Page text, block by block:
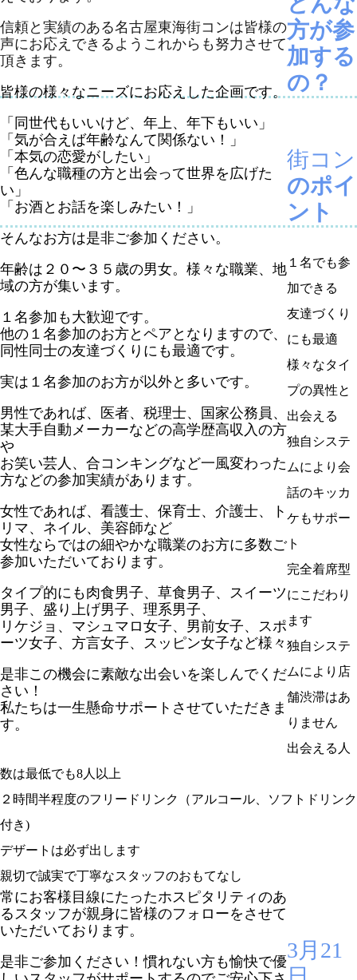
信頼と実績のある名古屋東海街コンは皆様の
声にお応えできるようこれからも努力させて
頂きます。
皆様の様々なニーズにお応えした企画です。
「同世代もいいけど、年上、年下もいい」
「気が合えば年齢なんて関係ない！」
「本気の恋愛がしたい」
「色んな職種の方と出会って世界を広げた
い」
「お酒とお話を楽しみたい！」
そんなお方は是非ご参加ください。
年齢は２０〜３５歳の男女。様々な職業、地
域の方が集います。
１名参加も大歓迎です。
他の１名参加のお方とペアとなりますので、
同性同士の友達づくりにも最適です。
実は１名参加のお方が以外と多いです。
方が参
加する
の？
男性であれば、医者、税理士、国家公務員、
某大手自動メーカーなどの高学歴高収入の方
や
お笑い芸人、合コンキングなど一風変わった
方などの参加実績があります。
女性であれば、看護士、保育士、介護士、ト
リマ、ネイル、美容師など
女性ならではの細やかな職業のお方に多数ご
参加いただいております。
タイプ的にも肉食男子、草食男子、スイーツ
男子、盛り上げ男子、理系男子、
リケジョ、マシュマロ女子、男前女子、スポ
ーツ女子、方言女子、スッピン女子など様々
是非この機会に素敵な出会いを楽しんでくだ
さい！
私たちは一生懸命サポートさせていただきま
す。
街コン
のポイ
ント
１名でも参
加できる
友達づくり
にも最適
様々なタイ
プの異性と
出会える
独自システ
ムにより会
話のキッカ
ケもサポー
ト
完全着席型
にこだわり
ます
独自システ
ムにより店
舗渋滞はあ
りません
出会える人
数は最低でも8人以上
２時間半程度のフリードリンク（アルコール、ソフトドリンク
付き)
デザートは必ず出します
親切で誠実で丁寧なスタッフのおもてなし
常にお客様目線にたったホスピタリティのあ
るスタッフが親身に皆様のフォローをさせて
いただいております。
是非ご参加ください！慣れない方も愉快で優3月21